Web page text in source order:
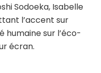
Sodoeka, Isabelle
l’accent sur
humaine sur l’éco-
écran.